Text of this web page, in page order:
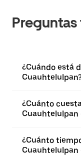
¿Cuándo está
¿Cuánto
Cuauhtelulpan
¿Cuánto
Cuauhtelulpan